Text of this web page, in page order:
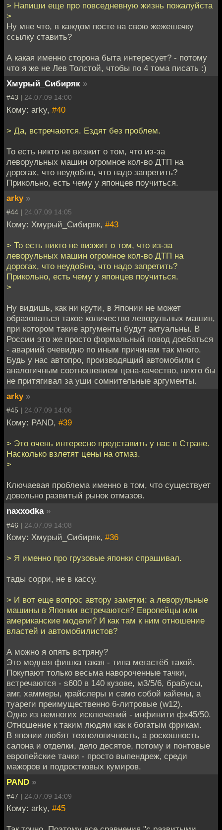
> Напиши еще про повседневную жизнь пожалуйста
>
Ну мне что, в каждом посте на свою жежешечку
ссылку ставить?
А какая именно сторона быта интересует? - потому
что я же не Лев Толстой, чтобы по 4 тома писать :)
Хмурый_Сибиряк »
#43 | 24.07.09 14:00
Кому: arky, #40
> Да, встречаются. Ездят без проблем.
То есть никто не визжит о том, что из-за
леворульных машин огромное кол-во ДТП на
дорогах, что неудобно, что надо запретить?
Прикольно, есть чему у японцев поучиться.
arky »
#44 | 24.07.09 14:05
Кому: Хмурый_Сибиряк, #43
> То есть никто не визжит о том, что из-за
леворульных машин огромное кол-во ДТП на
дорогах, что неудобно, что надо запретить?
Прикольно, есть чему у японцев поучиться.
>
Ну видишь, как ни крути, в Японии не может
образоваться такое количество леворульных машин,
при котором такие аргументы будут актуальны. В
России это же просто формальный повод доебаться
- авариий очевидно по иным причинам так много.
Будь у нас автопро, производящий автомобили с
аналогичным соотношением цена-качество, никто бы
не притягивал за уши сомнительные аргументы.
arky »
#45 | 24.07.09 14:06
Кому: PAND, #39
> Это очень интересно представить у нас в Стране.
Насколько взлетят цены на отмаз.
>
Ключаевая проблема именно в том, что существует
довольно развитый рынок отмазов.
naxxodka »
#46 | 24.07.09 14:08
Кому: Хмурый_Сибиряк, #36
> Я именно про грузовые японки спрашивал.
тады сорри, не в кассу.
> И вот еще вопрос автору заметки: а леворульные
машины в Японии встречаются? Европейцы или
американские модели? И как там к ним отношение
властей и автомобилистов?
А можно я опять встряну?
Это модная фишка такая - типа мегастёб такой.
Покупают только весьма навороченные тачки,
встречаются - s600 в 140 кузове, м3/5/6, брабусы,
амг, хаммеры, крайслеры и само собой кайены, а
туареги преимущественно 6-литровые (w12).
Одно из немногих исключений - инфинити фх45/50.
Отношение к таким людям как к богатым фрикам.
В японии любят технологичность, а роскошность
салона и отделки, дело десятое, потому и понтовые
европейские тачки - просто выпендреж, среди
мажоров и подростковых кумиров.
PAND »
#47 | 24.07.09 14:09
Кому: arky, #45